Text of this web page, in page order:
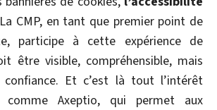
CMP, en tant que premier point de
participe à cette expérience de
être visible, compréhensible, mais
Et c’est là tout l’intérêt
comme Axeptio, qui permet aux